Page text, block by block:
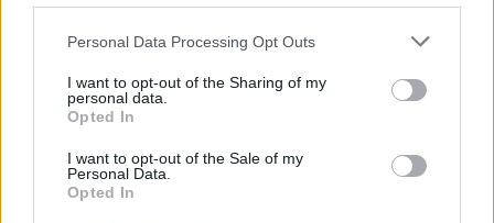
Personal Data Processing Opt Outs
I want to opt-out of the Sharing of my
personal data.
Opted In
I want to opt-out of the Sale of my
Personal Data.
Opted In
La Nato ci mette una pezza
A rimediare al disastro geopolitico ci ha pensato
un portavoce dell’Alleanza Atlantica in una